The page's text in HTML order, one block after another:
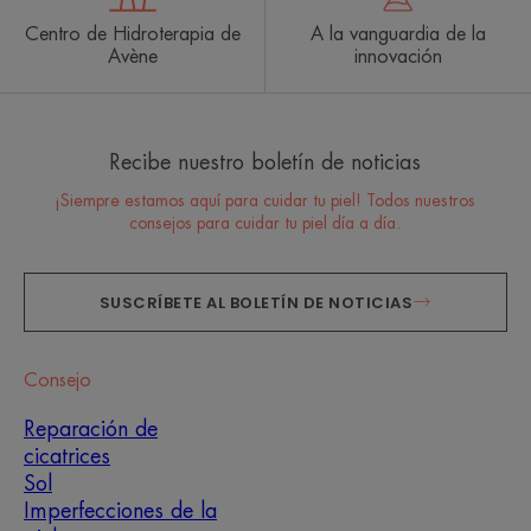
Centro de Hidroterapia de
Avène
A la vanguardia de la
innovación
Recibe nuestro boletín de noticias
¡Siempre estamos aquí para cuidar tu piel! Todos nuestros
consejos para cuidar tu piel día a día.
SUSCRÍBETE AL BOLETÍN DE NOTICIAS
Consejo
Reparación de
cicatrices
Sol
Imperfecciones de la